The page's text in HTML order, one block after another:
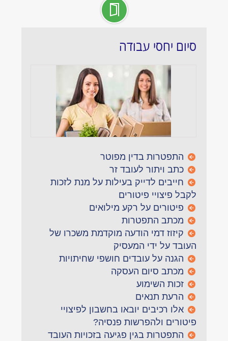
סיום יחסי עבודה
התפטרות בדין מפוטר
כתב ויתור לעובד זר
חייבים לדייק בעילות על מנת לזכות
לקבל פיצויי פיטורים
פיטורים על רקע מילואים
מכתב התפטרות
קיזוז דמי הודעה מוקדמת משכרו של
העובד על ידי המעסיק
הגנה על עובדים חושפי שחיתויות
מכתב סיום העסקה
זכות השימוע
הרעת תנאים
אלו רכיבים יובאו בחשבון לפיצויי
פיטורים ולהפרשות פנסיה?
התפטרות בגין פגיעה בזכויות העובד